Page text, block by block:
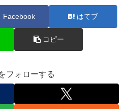
Facebook はてブ
コピー
フォローする